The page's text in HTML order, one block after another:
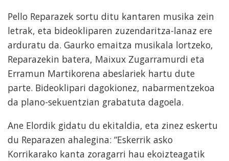
Pello Reparazek sortu ditu kantaren musika zein
letrak, eta bideokliparen zuzendaritza-lanaz ere
arduratu da. Gaurko emaitza musikala lortzeko,
Reparazekin batera, Maixux Zugarramurdi eta
Erramun Martikorena abeslariek hartu dute
parte. Bideoklipari dagokionez, nabarmentzekoa
da plano-sekuentzian grabatuta dagoela.
Ane Elordik gidatu du ekitaldia, eta zinez eskertu
du Reparazen ahalegina: “Eskerrik asko
Korrikarako kanta zoragarri hau ekoizteagatik